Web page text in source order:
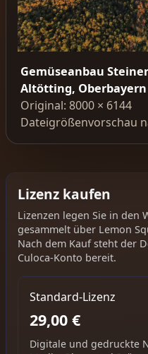
Gemüseanbau
Altötting, Oberbayern
Original: 8000 × 6144
Dateigrößenvorschau
Lizenz kaufen
Lizenzen legen Sie in den
gesammelt über Lemon
Nach dem Kauf steht der
Culoca-Konto bereit.
Standard-Lizenz
29,00 €
Digitale und gedruckte